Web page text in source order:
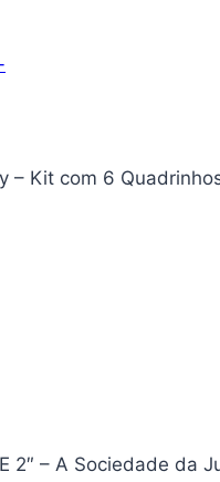
– Kit com 6
2″ – A Sociedade